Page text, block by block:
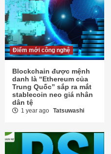
Điểm mới công nghệ
Blockchain được mệnh
danh là “Ethereum của
Trung Quốc” sắp ra mắt
stablecoin neo giá nhân
dân tệ
1 year ago Tatsuwashi